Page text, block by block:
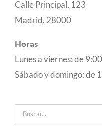
Calle Principal, 123
Madrid, 28000
Horas
Lunes a viernes: de
Sábado y domingo: de
Buscar: